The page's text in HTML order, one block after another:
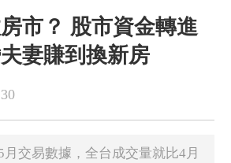
市？ 股市資金轉進
妻賺到換新房
交易數據，全台成交量就比4月